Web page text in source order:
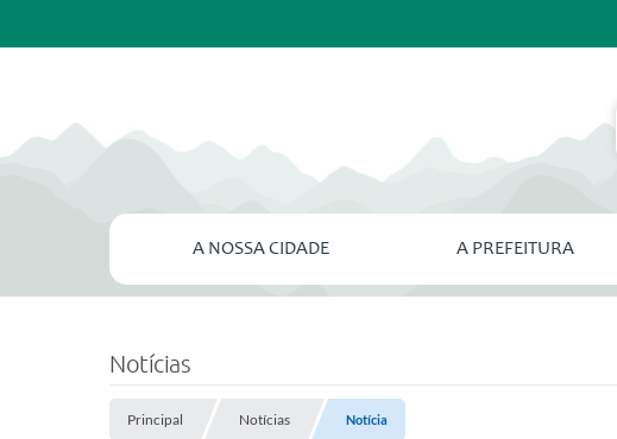
A NOSSA CIDADE A PREFEITURA
Notícias
Principal Notícias Notícia